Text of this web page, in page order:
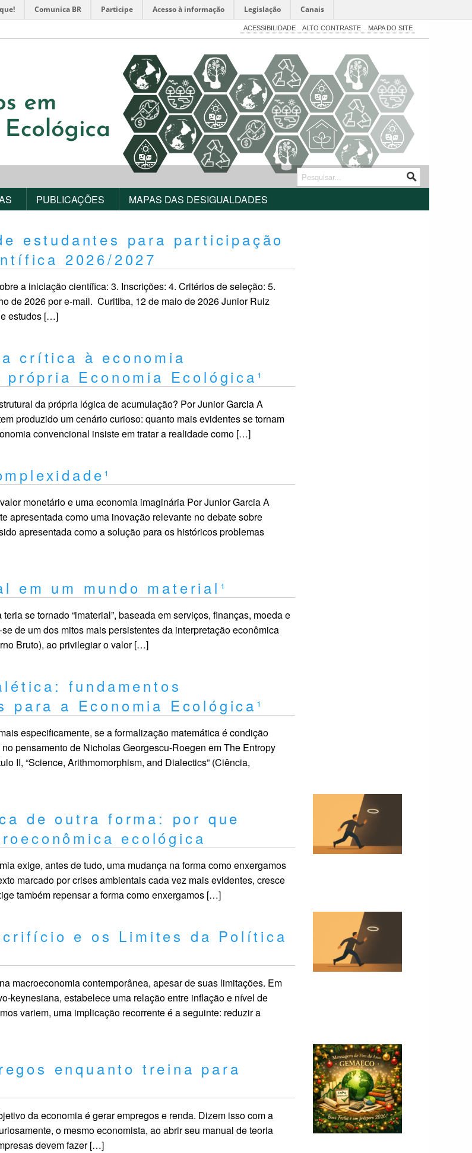
Comunica BR Participe Acesso à informação Legislação Canais
ACESSIBILIDADE ALTO CONTRASTE MAPA DO SITE
PUBLICAÇÕES MAPAS DAS DESIGUALDADES
estudantes para participação
2026/2027
a iniciação científica: 3. Inscrições: 4. Critérios de seleção: 5.
de 2026 por e-mail. Curitiba, 12 de maio de 2026 Junior Ruiz
estudos […]
crítica à economia
Economia Ecológica¹
da própria lógica de acumulação? Por Junior Garcia A
produzido um cenário curioso: quanto mais evidentes se tornam
convencional insiste em tratar a realidade como […]
monetário e uma economia imaginária Por Junior Garcia A
apresentada como uma inovação relevante no debate sobre
apresentada como a solução para os históricos problemas
em um mundo material¹
se tornado “imaterial”, baseada em serviços, finanças, moeda e
de um dos mitos mais persistentes da interpretação econômica
Bruto), ao privilegiar o valor […]
fundamentos
a Economia Ecológica¹
especificamente, se a formalização matemática é condição
pensamento de Nicholas Georgescu-Roegen em The Entropy
II, “Science, Arithmomorphism, and Dialectics” (Ciência,
de outra forma: por que
ecológica
exige, antes de tudo, uma mudança na forma como enxergamos
marcado por crises ambientais cada vez mais evidentes, cresce
também repensar a forma como enxergamos […]
e os Limites da Política
macroeconomia contemporânea, apesar de suas limitações. Em
keynesiana, estabelece uma relação entre inflação e nível de
variem, uma implicação recorrente é a seguinte: reduzir a
enquanto treina para
da economia é gerar empregos e renda. Dizem isso com a
o mesmo economista, ao abrir seu manual de teoria
devem fazer […]